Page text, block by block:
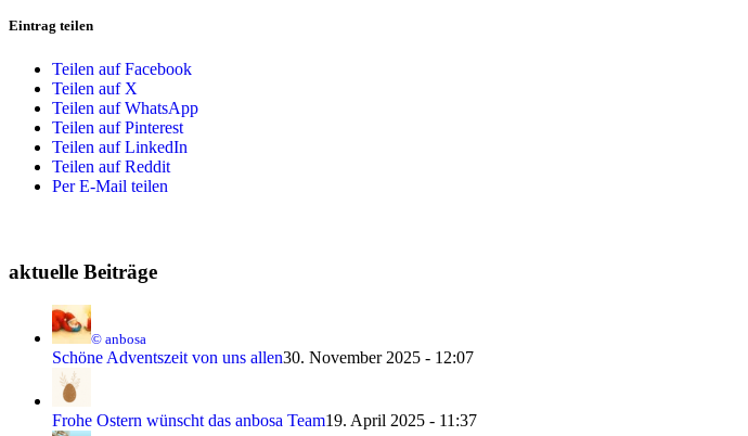
Eintrag teilen
Teilen auf Facebook
Teilen auf X
Teilen auf WhatsApp
Teilen auf Pinterest
Teilen auf LinkedIn
Teilen auf Reddit
Per E-Mail teilen
aktuelle Beiträge
© anbosa
Schöne Adventszeit von uns allen30. November 2025 - 12:07
Frohe Ostern wünscht das anbosa Team19. April 2025 - 11:37